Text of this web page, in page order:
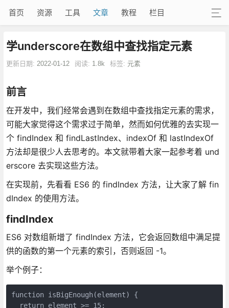
首页 资源 工具 文章 教程 栏目
学underscore在数组中查找指定元素
更新日期: 2022-01-12 阅读: 1.8k 标签: 元素
前言
在开发中，我们经常会遇到在数组中查找指定元素的需求，
可能大家觉得这个需求过于简单，然而如何优雅的去实现一
个 findIndex 和 findLastIndex、indexOf 和 lastIndexOf
方法却是很少人去思考的。本文就带着大家一起参考着 und
erscore 去实现这些方法。
在实现前，先看看 ES6 的 findIndex 方法，让大家了解 fin
dIndex 的使用方法。
findIndex
ES6 对数组新增了 findIndex 方法，它会返回数组中满足提
供的函数的第一个元素的索引，否则返回 -1。
举个例子：
function isBigEnough(element) {
  return element >= 15;